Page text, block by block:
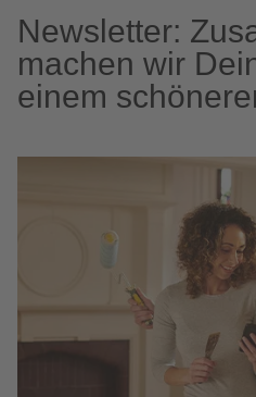
Newsletter:
machen wir
einem